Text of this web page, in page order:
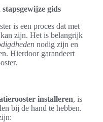
gids
is een proces dat met
zijn. Het is belangrijk
nodig zijn en
Hierdoor garandeert
installeren, is
bij de hand te hebben.